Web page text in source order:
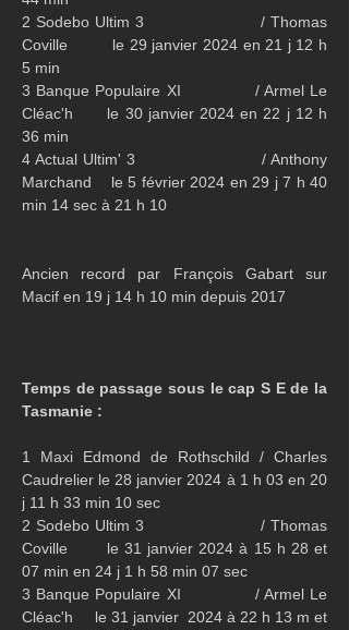
2 Sodebo Ultim 3                     / Thomas
Coville         le 29 janvier 2024 en 21 j 12 h
5 min
3 Banque Populaire XI             / Armel Le
Cléac'h      le 30 janvier 2024 en 22 j 12 h
36 min
4 Actual Ultim' 3                       / Anthony
Marchand    le 5 février 2024 en 29 j 7 h 40
min 14 sec à 21 h 10
Ancien record par François Gabart sur
Macif en 19 j 14 h 10 min depuis 2017
Temps de passage sous le cap S E de la
Tasmanie :
1 Maxi Edmond de Rothschild / Charles
Caudrelier le 28 janvier 2024 à 1 h 03 en 20
j 11 h 33 min 10 sec
2 Sodebo Ultim 3                     / Thomas
Coville       le 31 janvier 2024 à 15 h 28 et
07 min en 24 j 1 h 58 min 07 sec
3 Banque Populaire XI             / Armel Le
Cléac'h     le 31 janvier  2024 à 22 h 13 m et